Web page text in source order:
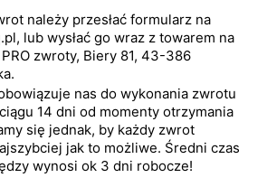
należy przesłać formularz na
lub wysłać go wraz z towarem na
zwroty, Biery 81, 43-386
nas do wykonania zwrotu
14 dni od momenty otrzymania
się jednak, by każdy zwrot
jak to możliwe. Średni czas
wynosi ok 3 dni robocze!